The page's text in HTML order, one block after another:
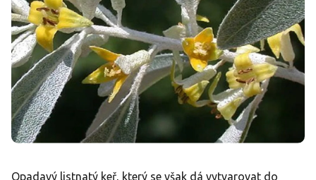
Opadavý listnatý keř, který se však dá vytvarovat do